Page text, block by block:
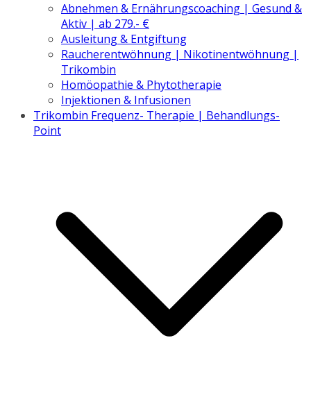
Abnehmen & Ernährungscoaching | Gesund &
Aktiv | ab 279.- €
Ausleitung & Entgiftung
Raucherentwöhnung | Nikotinentwöhnung |
Trikombin
Homöopathie & Phytotherapie
Injektionen & Infusionen
Trikombin Frequenz- Therapie | Behandlungs-
Point